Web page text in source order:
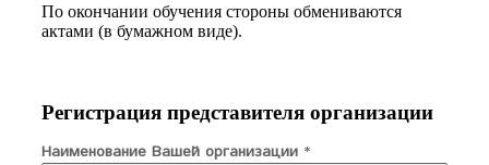
По окончании обучения стороны обмениваются
актами (в бумажном виде).
Регистрация представителя организации
Наименование Вашей организации *